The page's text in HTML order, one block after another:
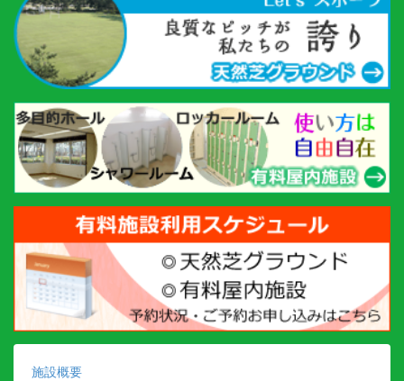
施設概要